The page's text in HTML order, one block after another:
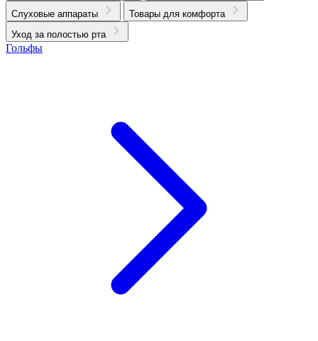
Слуховые аппараты
Товары для комфорта
Уход за полостью рта
Гольфы